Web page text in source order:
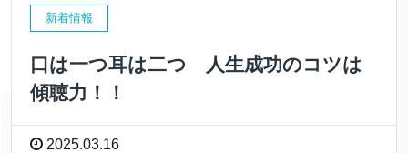
新着情報
口は一つ耳は二つ 人生成功のコツは
傾聴力！！
2025.03.16